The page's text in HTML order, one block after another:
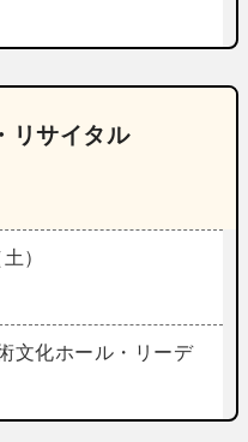
リサイタル
）
文化ホール・リーデ